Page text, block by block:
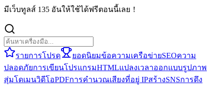
มีเว็บทูลส์ 135 อันให้ใช้ได้ฟรีตอนนี้เลย！
รายการโปรด ยอดนิยมข้อความเครือข่ายSEOความ
ปลอดภัยการเขียนโปรแกรมHTMLแปลงเวลาออกแบบรูปภาพ
สุ่มโดเมนวิดีโอPDFการคำนวณเสียงที่อยู่ IPสร้างSNSการดึง